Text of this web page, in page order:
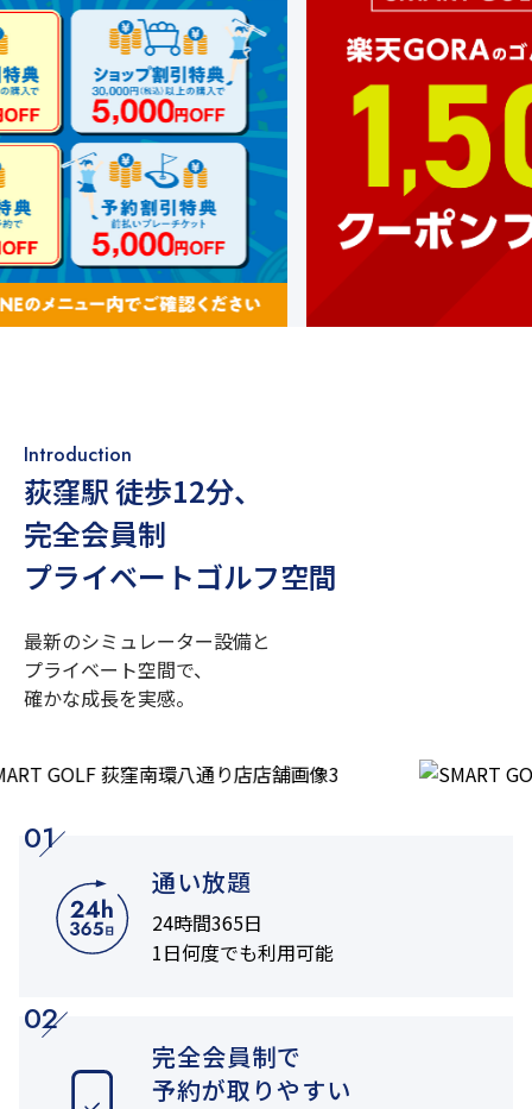
Introduction
荻窪駅 徒歩12分、
完全会員制
プライベートゴルフ空間
最新のシミュレーター設備と
プライベート空間で、
確かな成長を実感。
01
通い放題
24時間365日
1日何度でも利用可能
02
完全会員制で
予約が取りやすい